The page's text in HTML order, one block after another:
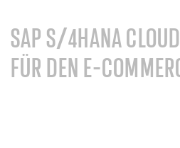
SAP S/4HANA
FÜR DEN E-